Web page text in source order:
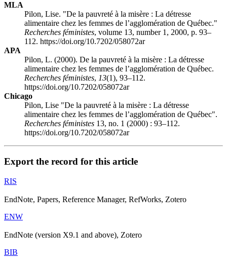
MLA
Pilon, Lise. "De la pauvreté à la misère : La détresse
alimentaire chez les femmes de l’agglomération de Québec."
Recherches féministes, volume 13, number 1, 2000, p. 93–
112. https://doi.org/10.7202/058072ar
APA
Pilon, L. (2000). De la pauvreté à la misère : La détresse
alimentaire chez les femmes de l’agglomération de Québec.
Recherches féministes, 13(1), 93–112.
https://doi.org/10.7202/058072ar
Chicago
Pilon, Lise "De la pauvreté à la misère : La détresse
alimentaire chez les femmes de l’agglomération de Québec".
Recherches féministes 13, no. 1 (2000) : 93–112.
https://doi.org/10.7202/058072ar
Export the record for this article
RIS
EndNote, Papers, Reference Manager, RefWorks, Zotero
ENW
EndNote (version X9.1 and above), Zotero
BIB